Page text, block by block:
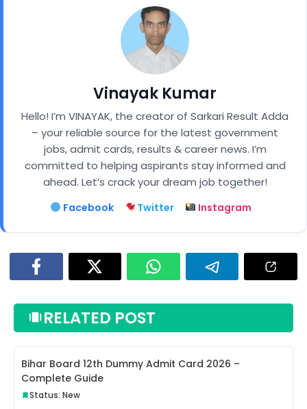
Vinayak Kumar
Hello! I’m VINAYAK, the creator of Sarkari Result Adda
– your reliable source for the latest government
jobs, admit cards, results & career news. I’m
committed to helping aspirants stay informed and
ahead. Let’s crack your dream job together!
Facebook Twitter Instagram
RELATED POST
Bihar Board 12th Dummy Admit Card 2026 –
Complete Guide
Status: New